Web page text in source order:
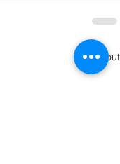
Voir tout